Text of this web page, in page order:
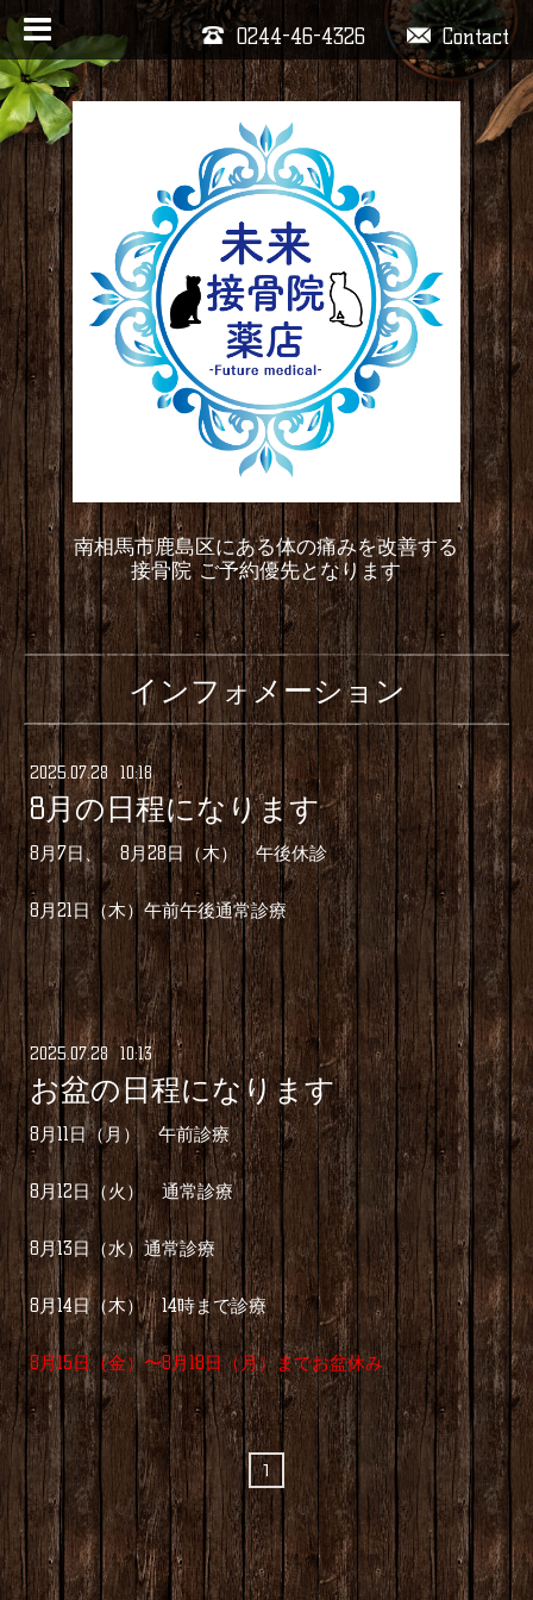
Contact
0244-46-4326
南相馬市鹿島区にある体の痛みを改善する
接骨院 ご予約優先となります
インフォメーション
2025 07.28 10:18
8月の日程になります
8月7日、 8月28日（木） 午後休診
8月21日（木）午前午後通常診療
2025 07.28 10:13
お盆の日程になります
8月11日（月） 午前診療
8月12日（火） 通常診療
8月13日（水）通常診療
8月14日（木） 14時まで診療
8月15日（金）〜8月18日（月）までお盆休み
1